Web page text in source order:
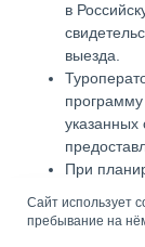
Сайт использует
пребывание на
в
выезда.
указанных
При
после